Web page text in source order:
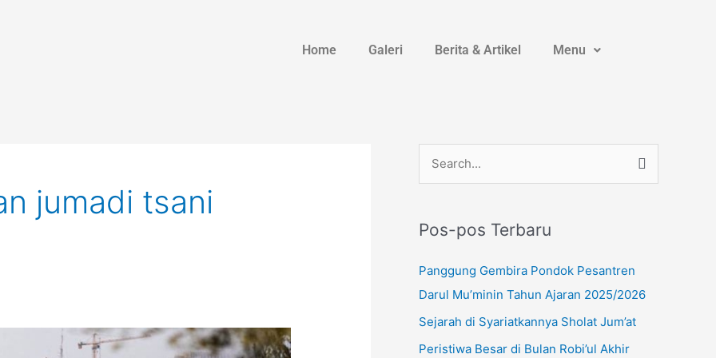
Home Galeri Berita & Artikel Menu
jumadi tsani
i
u
n
Pos-pos Terbaru
Panggung Gembira Pondok Pesantren
Darul Mu’minin Tahun Ajaran 2025/2026
Sejarah di Syariatkannya Sholat Jum’at
Peristiwa Besar di Bulan Robi’ul Akhir
InstagramYouTube WhatsApp